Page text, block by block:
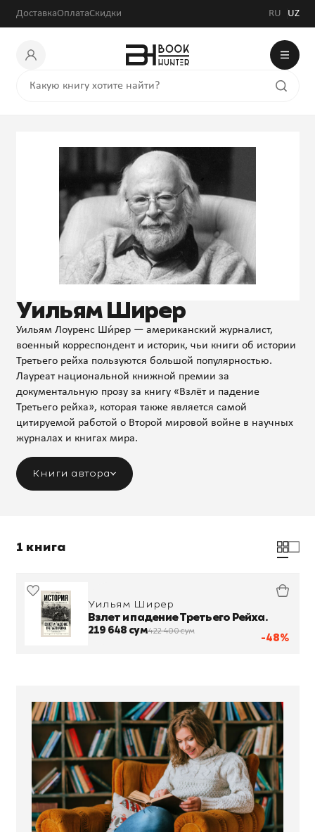
ДоставкаОплатаСкидки RU UZ
Уильям Ширер
Уильям Лоуренс Ши́рер — американский журналист,
военный корреспондент и историк, чьи книги об истории
Третьего рейха пользуются большой популярностью.
Лауреат национальной книжной премии за
документальную прозу за книгу «Взлёт и падение
Третьего рейха», которая также является самой
цитируемой работой о Второй мировой войне в научных
журналах и книгах мира.
Книги автора
1 книга
-48%
Уильям Ширер
Взлет и падение Третьего Рейха.
219 648 сум422 400 сум